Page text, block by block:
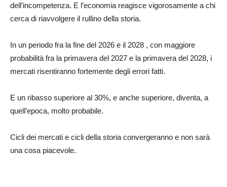
dell’incompetenza. E l’economia reagisce vigorosamente a chi
cerca di riavvolgere il rullino della storia.
In un periodo fra la fine del 2026 e il 2028 , con maggiore
probabilità fra la primavera del 2027 e la primavera del 2028, i
mercati risentiranno fortemente degli errori fatti.
E un ribasso superiore al 30%, e anche superiore, diventa, a
quell’epoca, molto probabile.
Cicli dei mercati e cicli della storia convergeranno e non sarà
una cosa piacevole.